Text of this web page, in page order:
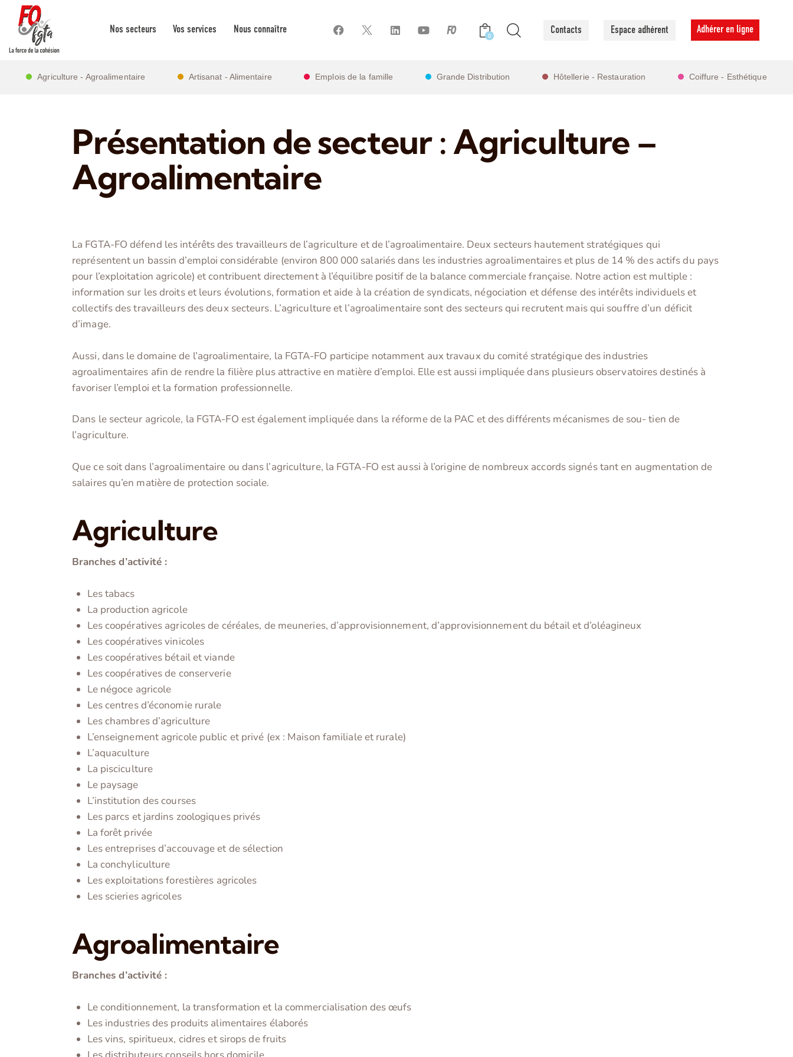
Nos secteurs Vos services Nous connaître
0 Contacts Espace adhérent Adhérer en ligne
Agriculture - Agroalimentaire Artisanat - Alimentaire Emplois de la famille Grande Distribution Hôtellerie - Restauration Coiffure - Esthétique
Présentation de secteur : Agriculture –
Agroalimentaire
La FGTA-FO défend les intérêts des travailleurs de l’agriculture et de l’agroalimentaire. Deux secteurs hautement stratégiques qui
représentent un bassin d’emploi considérable (environ 800 000 salariés dans les industries agroalimentaires et plus de 14 % des actifs du pays
pour l’exploitation agricole) et contribuent directement à l’équilibre positif de la balance commerciale française. Notre action est multiple :
information sur les droits et leurs évolutions, formation et aide à la création de syndicats, négociation et défense des intérêts individuels et
collectifs des travailleurs des deux secteurs. L’agriculture et l’agroalimentaire sont des secteurs qui recrutent mais qui souffre d’un déficit
d’image.
Aussi, dans le domaine de l’agroalimentaire, la FGTA-FO participe notamment aux travaux du comité stratégique des industries
agroalimentaires afin de rendre la filière plus attractive en matière d’emploi. Elle est aussi impliquée dans plusieurs observatoires destinés à
favoriser l’emploi et la formation professionnelle.
Dans le secteur agricole, la FGTA-FO est également impliquée dans la réforme de la PAC et des différents mécanismes de sou- tien de
l’agriculture.
Que ce soit dans l’agroalimentaire ou dans l’agriculture, la FGTA-FO est aussi à l’origine de nombreux accords signés tant en augmentation de
salaires qu’en matière de protection sociale.
Agriculture
Branches d’activité :
Les tabacs
La production agricole
Les coopératives agricoles de céréales, de meuneries, d’approvisionnement, d’approvisionnement du bétail et d’oléagineux
Les coopératives vinicoles
Les coopératives bétail et viande
Les coopératives de conserverie
Le négoce agricole
Les centres d’économie rurale
Les chambres d’agriculture
L’enseignement agricole public et privé (ex : Maison familiale et rurale)
L’aquaculture
La pisciculture
Le paysage
L’institution des courses
Les parcs et jardins zoologiques privés
La forêt privée
Les entreprises d’accouvage et de sélection
La conchyliculture
Les exploitations forestières agricoles
Les scieries agricoles
Agroalimentaire
Branches d’activité :
Le conditionnement, la transformation et la commercialisation des œufs
Les industries des produits alimentaires élaborés
Les vins, spiritueux, cidres et sirops de fruits